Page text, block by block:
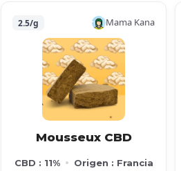
2.5/g Mama Kana
Mousseux CBD
CBD : 11% Origen : Francia